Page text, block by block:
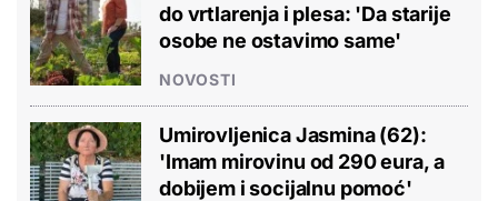
do vrtlarenja i plesa: 'Da starije
osobe ne ostavimo same'
NOVOSTI
Umirovljenica Jasmina (62):
'Imam mirovinu od 290 eura, a
dobijem i socijalnu pomoć'